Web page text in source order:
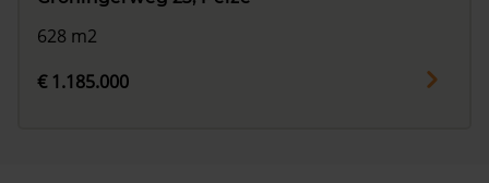
628 m2
€ 1.185.000